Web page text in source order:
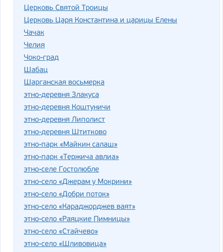
Церковь Святой Троицы
Церковь Царя Константина и царицы Елены
Чачак
Челия
Чоко-град
Шабац
Шарганская восьмерка
этно-деревня Злакуса
этно-деревня Коштуничи
этно-деревня Липолист
этно-деревня Штитково
этно-парк «Майкин салаш»
этно-парк «Тержича авлиа»
этно-селе Гостолюбле
этно-село «Джерам у Мокрини»
этно-село «Добри поток»
этно-село «Караджорджев ваят»
этно-село «Раяцкие Пимницы»
этно-село «Стайчево»
этно-село «Шливовица»